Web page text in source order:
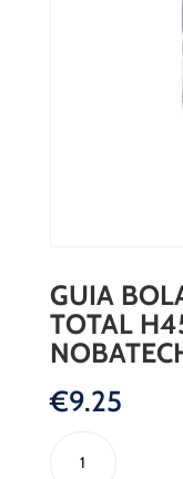
GUIA
TOTAL
€9.25
BOLA